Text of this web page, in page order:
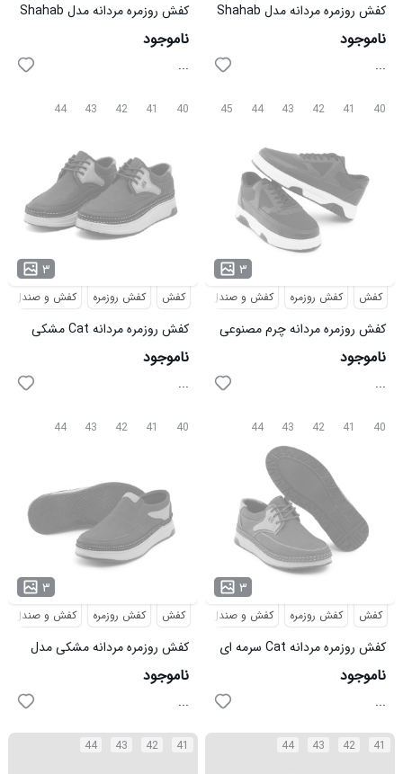
کفش روزمره مردانه مدل Shahab
نسکافه ای
ناموجود
...
کفش روزمره مردانه مدل Shahab
مشکی
ناموجود
...
40
41
42
43
44
۳
کفش کفش روزمره کفش و صندل
کفش روزمره مردانه Cat مشکی
مدل 48980
ناموجود
...
40
41
42
43
44
45
۳
کفش کفش روزمره کفش و صندل
کفش روزمره مردانه چرم مصنوعی
مشکی مدل 48977
ناموجود
...
40
41
42
43
44
۳
کفش کفش روزمره کفش و صندل
کفش روزمره مردانه مشکی مدل
48978
ناموجود
...
40
41
42
43
44
۳
کفش کفش روزمره کفش و صندل
کفش روزمره مردانه Cat سرمه ای
مدل 48979
ناموجود
...
41
42
43
44 41
42
43
44